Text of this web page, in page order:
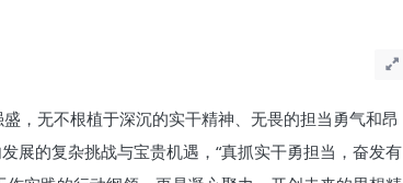
，无不根植于深沉的实干精神、无畏的担当勇气和昂
展的复杂挑战与宝贵机遇，“真抓实干勇担当，奋发有